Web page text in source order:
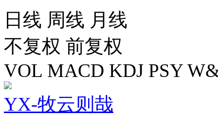
日线 周线 月线
不复权 前复权
VOL MACD KDJ PSY
YX-牧云则哉